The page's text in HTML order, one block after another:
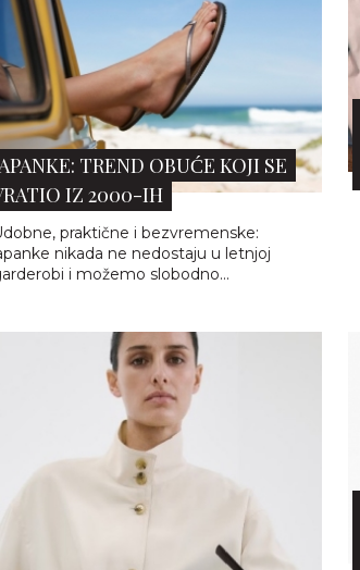
MANGO TORBA KOJA IZGLEDA
KAO DIZAJNERSKI KOMAD OD
2.000€ - DEFINIC...
Kada se govori o komadima koji izgledaju
skupo bez upadljivih logotipa, upravo
ovakvi modeli osvajaju modnu scenu.